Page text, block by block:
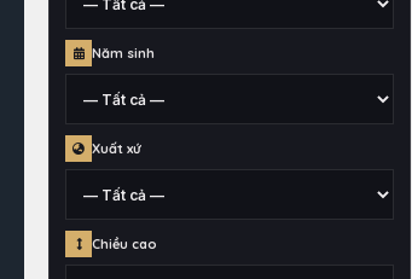
hoặc
quận
huyện
Mức
giá
gắn
cho
hồ
Năm sinh
Thông
tin
sinh
Xuất xứ
Khu
vực
Chiều cao